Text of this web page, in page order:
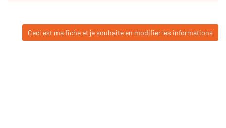
Ceci est ma fiche et je souhaite en modifier les informations